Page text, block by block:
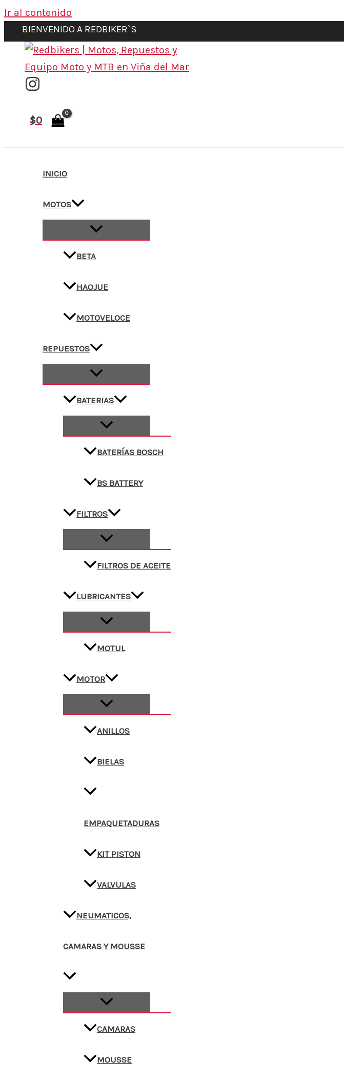
Ir al contenido
BIENVENIDO A REDBIKER`S
$0
INICIO
MOTOS
BETA
HAOJUE
MOTOVELOCE
REPUESTOS
BATERIAS
BATERÍAS BOSCH
BS BATTERY
FILTROS
FILTROS DE ACEITE
LUBRICANTES
MOTUL
MOTOR
ANILLOS
BIELAS
EMPAQUETADURAS
KIT PISTON
VALVULAS
NEUMATICOS,
CAMARAS Y MOUSSE
CAMARAS
MOUSSE